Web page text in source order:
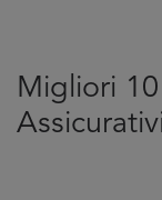
Migliori